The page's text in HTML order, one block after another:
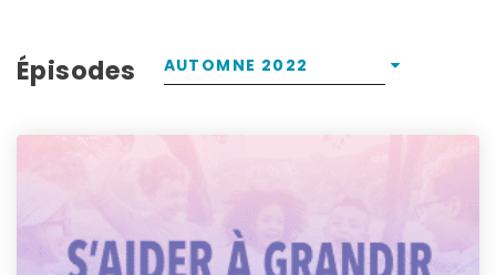
Épisodes AUTOMNE 2022